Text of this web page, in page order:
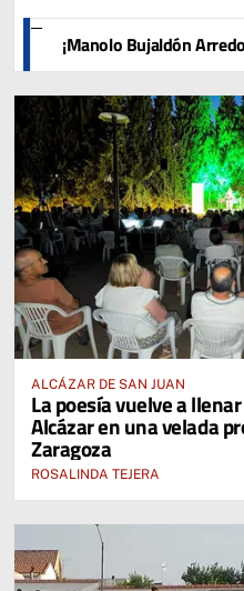
¡Manolo Bujaldón
ALCÁZAR DE SAN JUAN
La poesía vuelve a
Alcázar en una velada
Zaragoza
ROSALINDA TEJERA